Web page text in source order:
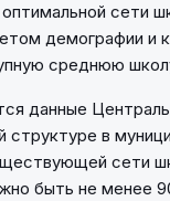
сети
демографии
среднюю
данные
структуре в
сети
быть не менее